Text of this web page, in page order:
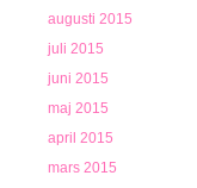
augusti 2015
juli 2015
juni 2015
maj 2015
april 2015
mars 2015